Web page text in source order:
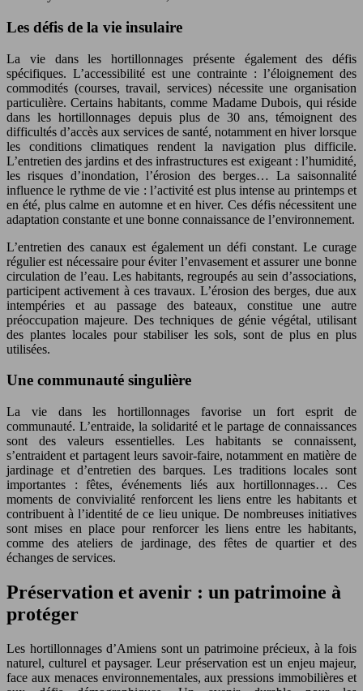
Les défis de la vie insulaire
La vie dans les hortillonnages présente également des défis
spécifiques. L’accessibilité est une contrainte : l’éloignement des
commodités (courses, travail, services) nécessite une organisation
particulière. Certains habitants, comme Madame Dubois, qui réside
dans les hortillonnages depuis plus de 30 ans, témoignent des
difficultés d’accès aux services de santé, notamment en hiver lorsque
les conditions climatiques rendent la navigation plus difficile.
L’entretien des jardins et des infrastructures est exigeant : l’humidité,
les risques d’inondation, l’érosion des berges… La saisonnalité
influence le rythme de vie : l’activité est plus intense au printemps et
en été, plus calme en automne et en hiver. Ces défis nécessitent une
adaptation constante et une bonne connaissance de l’environnement.
L’entretien des canaux est également un défi constant. Le curage
régulier est nécessaire pour éviter l’envasement et assurer une bonne
circulation de l’eau. Les habitants, regroupés au sein d’associations,
participent activement à ces travaux. L’érosion des berges, due aux
intempéries et au passage des bateaux, constitue une autre
préoccupation majeure. Des techniques de génie végétal, utilisant
des plantes locales pour stabiliser les sols, sont de plus en plus
utilisées.
Une communauté singulière
La vie dans les hortillonnages favorise un fort esprit de
communauté. L’entraide, la solidarité et le partage de connaissances
sont des valeurs essentielles. Les habitants se connaissent,
s’entraident et partagent leurs savoir-faire, notamment en matière de
jardinage et d’entretien des barques. Les traditions locales sont
importantes : fêtes, événements liés aux hortillonnages… Ces
moments de convivialité renforcent les liens entre les habitants et
contribuent à l’identité de ce lieu unique. De nombreuses initiatives
sont mises en place pour renforcer les liens entre les habitants,
comme des ateliers de jardinage, des fêtes de quartier et des
échanges de services.
Préservation et avenir : un patrimoine à
protéger
Les hortillonnages d’Amiens sont un patrimoine précieux, à la fois
naturel, culturel et paysager. Leur préservation est un enjeu majeur,
face aux menaces environnementales, aux pressions immobilières et